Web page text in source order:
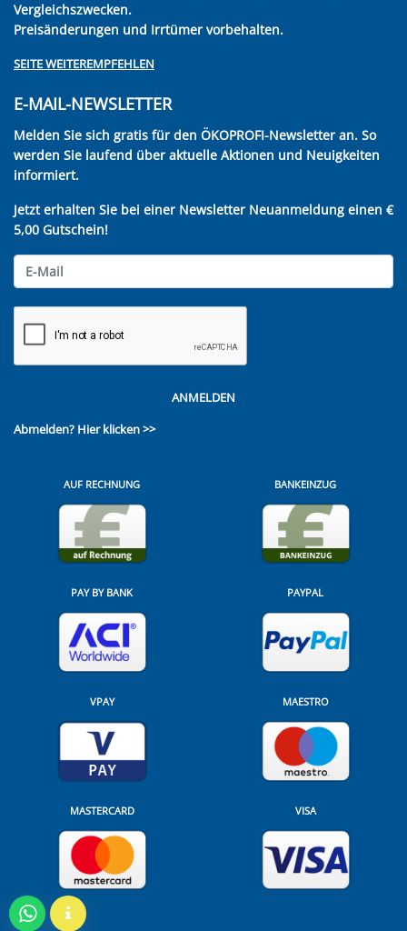
Vergleichszwecken.
Preisänderungen und Irrtümer vorbehalten.
SEITE WEITEREMPFEHLEN
E-MAIL-NEWSLETTER
Melden Sie sich gratis für den ÖKOPROFI-Newsletter an. So
werden Sie laufend über aktuelle Aktionen und Neuigkeiten
informiert.
Jetzt erhalten Sie bei einer Newsletter Neuanmeldung einen €
5,00 Gutschein!
ANMELDEN
Abmelden? Hier klicken >>
AUF RECHNUNG BANKEINZUG
PAY BY BANK PAYPAL
VPAY MAESTRO
MASTERCARD VISA